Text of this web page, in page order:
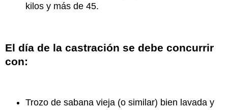
kilos y más de 45.
El día de la castración se debe concurrir
con:
Trozo de sabana vieja (o similar) bien lavada y